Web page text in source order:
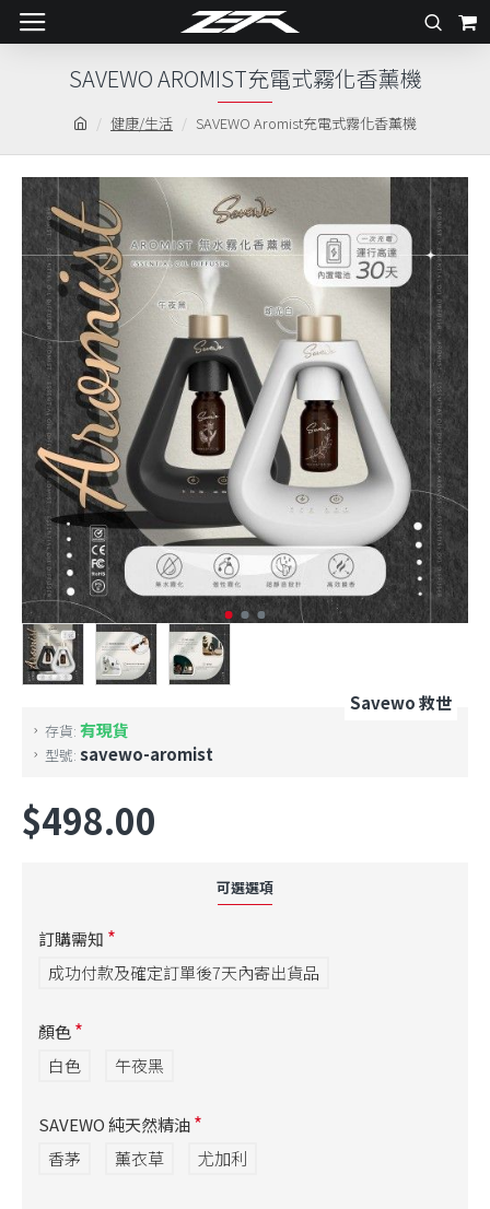
健康/生活 SAVEWO Aromist充電式霧化香薰機
SAVEWO AROMIST充電式霧化香薰機
存貨: 有現貨
型號: savewo-aromist
Savewo 救世
$498.00
可選選項
訂購需知
成功付款及確定訂單後7天內寄出貨品
顏色
白色
午夜黑
SAVEWO 純天然精油
香茅
薰衣草 尤加利